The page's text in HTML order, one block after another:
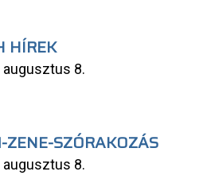
HÍREK
augusztus 8.
ZENE-SZÓRAKOZÁS
augusztus 8.